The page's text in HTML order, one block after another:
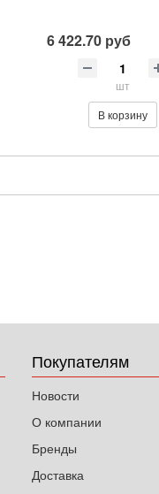
6 422.70 руб
шт
В корзину
Покупателям
Новости
О компании
Бренды
Доставка